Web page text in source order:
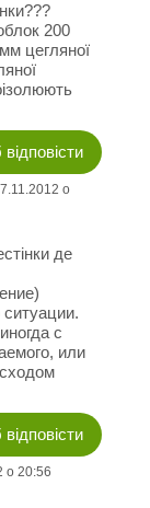
200
цегляної
о
де
с
или
о 20:56